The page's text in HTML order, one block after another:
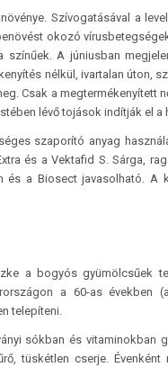
Szívogatásával a
okozó
színűek. A júniusban
nélkül, ivartalan úton,
Csak a megtermékenyített
lévő tojások indítják el
szaporító anyag
és a Vektafid S. Sárga,
és a Biosect javasolható. A
a bogyós gyümölcsűek
a 60-as években
telepíteni.
sókban és vitaminokban
tüskétlen cserje.